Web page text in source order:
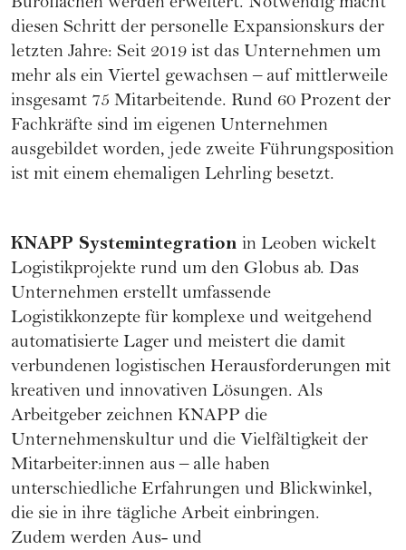
diesen Schritt der personelle Expansionskurs der
letzten Jahre: Seit 2019 ist das Unternehmen um
mehr als ein Viertel gewachsen – auf mittlerweile
insgesamt 75 Mitarbeitende. Rund 60 Prozent der
Fachkräfte sind im eigenen Unternehmen
ausgebildet worden, jede zweite Führungsposition
ist mit einem ehemaligen Lehrling besetzt.
KNAPP Systemintegration in Leoben wickelt
Logistikprojekte rund um den Globus ab. Das
Unternehmen erstellt umfassende
Logistikkonzepte für komplexe und weitgehend
automatisierte Lager und meistert die damit
verbundenen logistischen Herausforderungen mit
kreativen und innovativen Lösungen. Als
Arbeitgeber zeichnen KNAPP die
Unternehmenskultur und die Vielfältigkeit der
Mitarbeiter:innen aus – alle haben
unterschiedliche Erfahrungen und Blickwinkel,
die sie in ihre tägliche Arbeit einbringen.
Zudem werden Aus- und